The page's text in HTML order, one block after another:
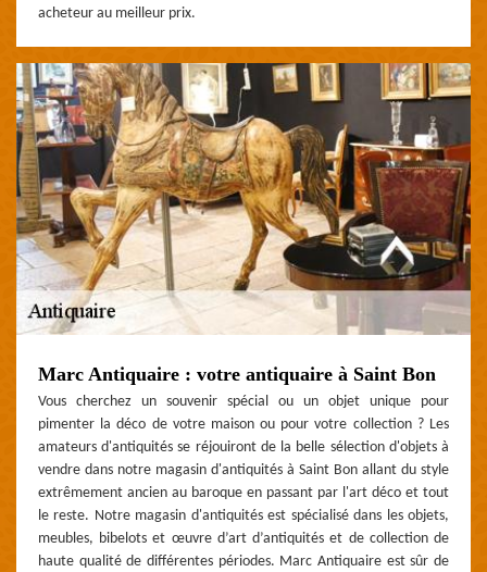
acheteur au meilleur prix.
Marc Antiquaire : votre antiquaire à Saint Bon
Vous cherchez un souvenir spécial ou un objet unique pour
pimenter la déco de votre maison ou pour votre collection ? Les
amateurs d'antiquités se réjouiront de la belle sélection d'objets à
vendre dans notre magasin d'antiquités à Saint Bon allant du style
extrêmement ancien au baroque en passant par l'art déco et tout
le reste. Notre magasin d'antiquités est spécialisé dans les objets,
meubles, bibelots et œuvre d’art d’antiquités et de collection de
haute qualité de différentes périodes. Marc Antiquaire est sûr de